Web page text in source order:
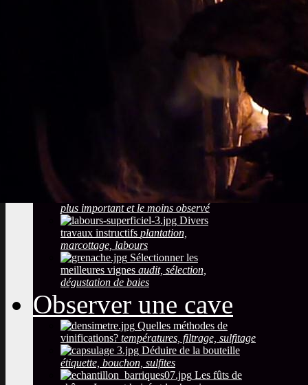
coulure, blessures,
Observer la saison
maturation, dormance, véraison,
Taille de la vigne
plus important et le moins observé
Divers
travaux instructifs plantation,
marcottage, labours
Sélectionner les
meilleures vignes audit, sélection,
dégustation de baies
Observer une cave
Quelles méthodes de
vinifications? températures, filtrage, sulfitage
Déduire de la bouteille
étiquette, bouchon, sulfites
Les fûts de